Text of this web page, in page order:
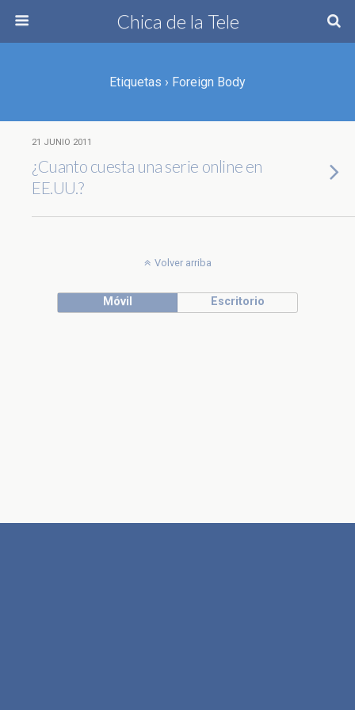
Chica de la Tele
Etiquetas › Foreign Body
21 JUNIO 2011
¿Cuanto cuesta una serie online en
EE.UU.?
Volver arriba
Móvil Escritorio